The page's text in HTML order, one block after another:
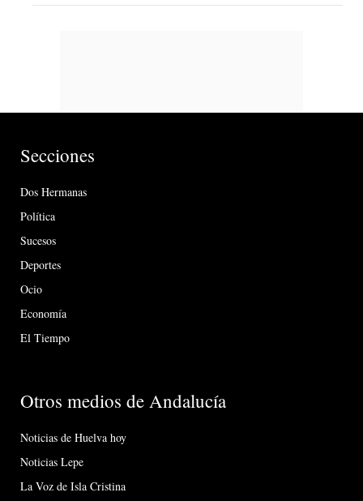
Secciones
Dos Hermanas
Política
Sucesos
Deportes
Ocio
Economía
El Tiempo
Otros medios de Andalucía
Noticias de Huelva hoy
Noticias Lepe
La Voz de Isla Cristina